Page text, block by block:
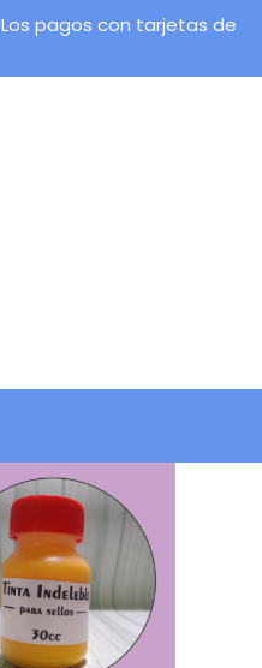
Los pagos con tarjetas de